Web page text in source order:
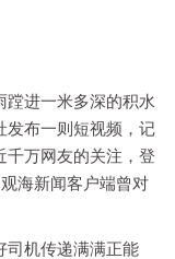
蹚进一米多深的积水
布一则短视频，记
千万网友的关注，登
海新闻客户端曾对
司机传递满满正能